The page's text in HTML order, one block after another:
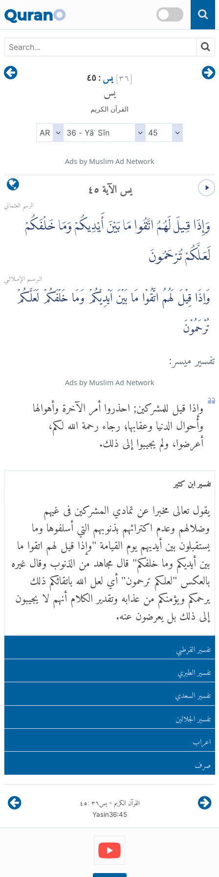
Skip to main content
QuranO
[٣٦]يس : ٤٥ يس
القرآن الكريم
Ads by Muslim Ad Network
يس الآية ٤٥
الرسم العثماني
وَإِذَا قِيلَ لَهُمُ اتَّقُوا مَا بَيْنَ أَيْدِيكُمْ وَمَا خَلْفَكُمْ
لَعَلَّكُمْ تُرْحَمُونَ
الـرسـم الإمـلائـي
وَاِذَا قِيۡلَ لَهُمُ اتَّقُوۡا مَا بَيۡنَ اَيۡدِيۡكُمۡ وَمَا خَلۡفَكُمۡ لَعَلَّكُمۡ
تُرۡحَمُوۡنَ
تفسير ميسر:
Ads by Muslim Ad Network
وإذا قيل للمشركين; احذروا أمر الآخرة وأهوالها
وأحوال الدنيا وعقابها؛ رجاء رحمة الله لكم،
أعرضوا، ولم يجيبوا إلى ذلك.
تفسير ابن كثير
يقول تعالى مخبرا عن تمادي المشركين فى غيهم
وضلالهم وعدم اكتراثهم بذنوبهم التي أسلفوها وما
يستقبلون بين أيديهم يوم القيامة "وإذا قيل لهم اتقوا ما
بين أيديكم وما خلفكم" قال مجاهد من الذنوب وقال غيره
بالعكس "لعلكم ترحمون" أي لعل الله باتقائكم ذلك
يرحمكم ويؤمنكم من عذابه وتقدير الكلام أنهم لا يجيبون
إلى ذلك بل يعرضون عنه.
تفسير القرطبي
تفسير الطبري
تفسير السعدي
تفسير الجلالين
اعراب
صرف
القرآن الكريم - يس٣٦:٤٥
Yasin36:45